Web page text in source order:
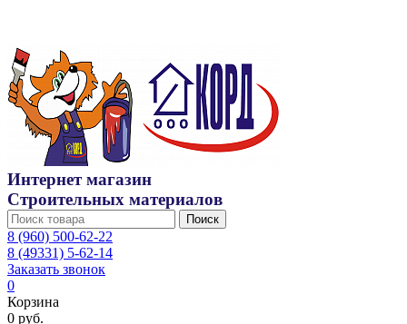
Интернет магазин
Строительных материалов
Поиск
8 (960) 500-62-22
8 (49331) 5-62-14
Заказать звонок
0
Корзина
0 руб.